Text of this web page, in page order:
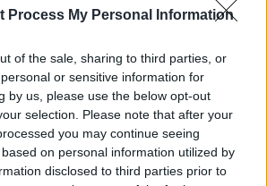
Process My Personal Information
of the sale, sharing to third parties, or
or sensitive information for
by us, please use the below opt-out
selection. Please note that after your
you may continue seeing
on personal information utilized by
disclosed to third parties prior to
Μαρτυρία: Ο έντονος διάλογος με
αρνείται να συμμετάσχει σε
Κομισιόν